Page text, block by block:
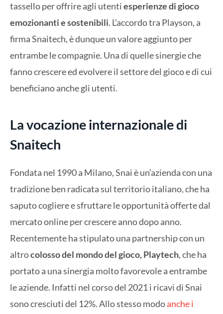
tassello per offrire agli utentiesperienze di gioco
emozionanti e sostenibili. L’accordo tra Playson, a
firma Snaitech, è dunque un valore aggiunto per
entrambe le compagnie. Una di quelle sinergie che
fanno crescere ed evolvere il settore del gioco e di cui
beneficiano anche gli utenti.
La vocazione internazionale di
Snaitech
Fondata nel 1990 a Milano, Snai è un’azienda con una
tradizione ben radicata sul territorio italiano, che ha
saputo cogliere e sfruttare le opportunità offerte dal
mercato online per crescere anno dopo anno.
Recentemente ha stipulato una partnership con un
altrocolosso del mondo del gioco, Playtech, che ha
portato a una sinergia molto favorevole a entrambe
le aziende. Infatti nel corso del 2021 i ricavi di Snai
sono cresciuti del 12%. Allo stesso modoanche i